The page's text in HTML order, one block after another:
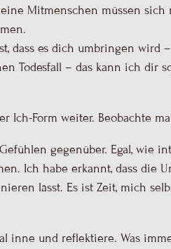
Mitmenschen müssen sich
dass es dich umbringen wird
Todesfall – das kann ich dir
Ich-Form weiter. Beobachte
gegenüber. Egal, wie
Ich habe erkannt, dass die
lässt. Es ist Zeit, mich
inne und reflektiere. Was